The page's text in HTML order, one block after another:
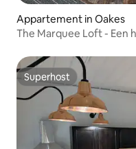
Appartement in Oakes
The Marquee Loft - Een
Superhost
Superhost